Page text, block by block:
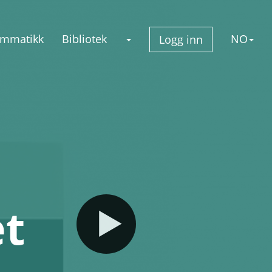
Bibliotek Logg inn NO